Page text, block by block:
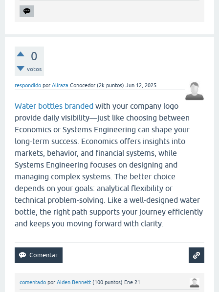
0
votos
respondido por Aliraza Conocedor (2k puntos) Jun 12, 2025
Water bottles branded with your company logo
provide daily visibility—just like choosing between
Economics or Systems Engineering can shape your
long-term success. Economics offers insights into
markets, behavior, and financial systems, while
Systems Engineering focuses on designing and
managing complex systems. The better choice
depends on your goals: analytical flexibility or
technical problem-solving. Like a well-designed water
bottle, the right path supports your journey efficiently
and keeps you moving forward with clarity.
comentado por Aiden Bennett (100 puntos) Ene 21